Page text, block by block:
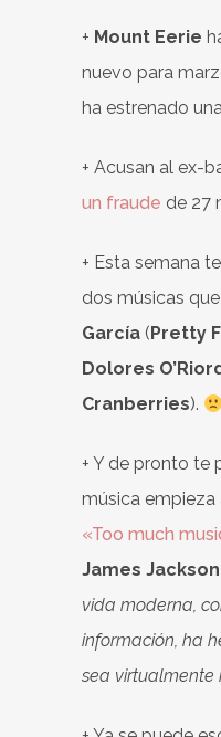
+ Mount Eerie
nuevo para
ha estrenado
+ Acusan al ex-
un fraude de 27
+ Esta semana
dos músicas
García ( Pretty
Dolores
Cranberries).
+ Y de pronto te
música empieza
«Too much
James
vida moderna,
información, ha
sea virtualmente